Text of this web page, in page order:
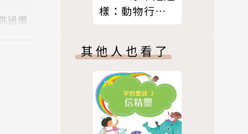
過燭
並
想像
樣：動物行為
其他人也看了